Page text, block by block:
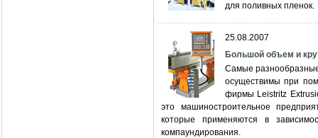
для поливных пленок.
25.08.2007
Большой объем и
Самые
осуществимы при
фирмы Leistritz
это машиностроительное
которые применяются в
компаундирования.